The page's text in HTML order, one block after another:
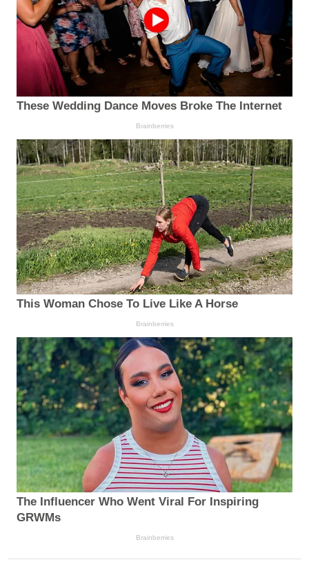
These Wedding Dance Moves Broke The Internet
Brainberries
This Woman Chose To Live Like A Horse
Brainberries
The Influencer Who Went Viral For Inspiring
GRWMs
Brainberries